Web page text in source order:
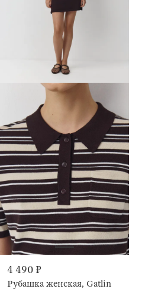
4 490 ₽
Рубашка женская, Gatlin